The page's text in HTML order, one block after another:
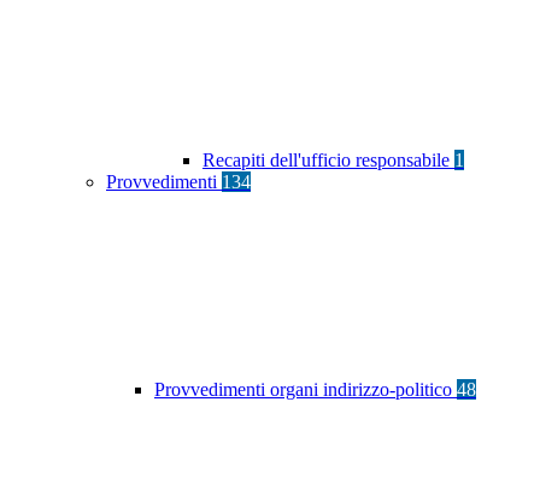
Recapiti dell'ufficio responsabile 1
Provvedimenti 134
Provvedimenti organi indirizzo-politico 48